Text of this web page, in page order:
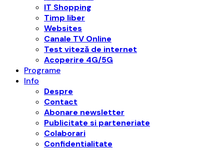
IT Shopping
Timp liber
Websites
Canale TV Online
Test viteză de internet
Acoperire 4G/5G
Programe
Info
Despre
Contact
Abonare newsletter
Publicitate si parteneriate
Colaborari
Confidentialitate